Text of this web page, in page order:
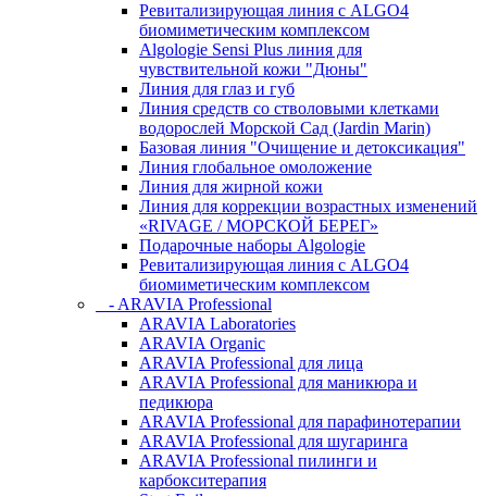
Ревитализирующая линия с ALGO4
биомиметическим комплексом
Algologie Sensi Plus линия для
чувcтвительной кожи "Дюны"
Линия для глаз и губ
Линия средств со стволовыми клетками
водорослей Морской Сад (Jardin Marin)
Базовая линия "Очищение и детоксикация"
Линия глобальное омоложение
Линия для жирной кожи
Линия для коррекции возрастных изменений
«RIVAGE / МОРСКОЙ БЕРЕГ»
Подарочные наборы Algologie
Ревитализирующая линия с ALGO4
биомиметическим комплексом
- ARAVIA Professional
ARAVIA Laboratories
ARAVIA Organic
ARAVIA Professional для лица
ARAVIA Professional для маникюра и
педикюра
ARAVIA Professional для парафинотерапии
ARAVIA Professional для шугаринга
ARAVIA Professional пилинги и
карбокситерапия